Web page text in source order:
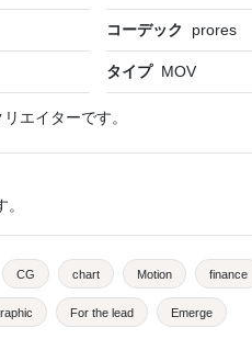
コーデック prores
タイプ MOV
エイターです。
CG chart Motion finance
For the lead Emerge